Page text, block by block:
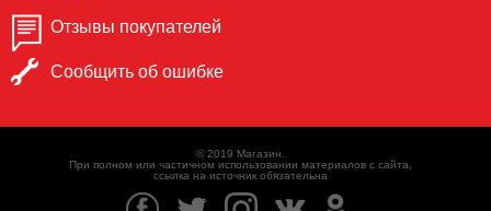
Отзывы покупателей
Сообщить об ошибке
© 2019 Магазин.
При полном или частичном использовании материалов с сайта,
ссылка на источник обязательна